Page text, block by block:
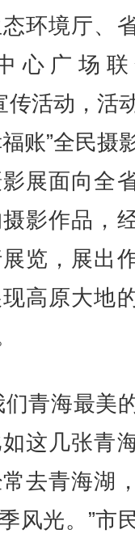
环境厅、
心广场联
传活动，活
账”全民摄
展面向全
影作品，
览，展出
高原大地
青海最美
这几张青
去青海湖
风光。”市